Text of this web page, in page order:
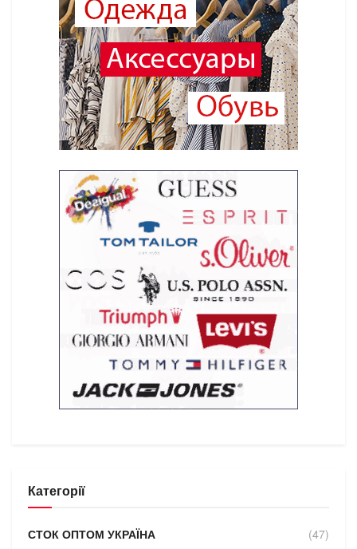
Категорії
СТОК ОПТОМ УКРАЇНА (47)